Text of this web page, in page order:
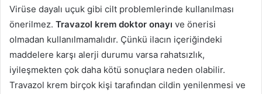
Virüse dayalı uçuk gibi cilt problemlerinde kullanılması
önerilmez. Travazol krem ​​doktor onayı ve önerisi
olmadan kullanılmamalıdır. Çünkü ilacın içeriğindeki
maddelere karşı alerji durumu varsa rahatsızlık,
iyileşmekten çok daha kötü sonuçlara neden olabilir.
Travazol krem birçok kişi tarafından cildin yenilenmesi ve